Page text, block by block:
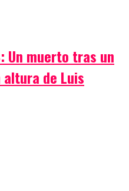
Un muerto tras un
de Luis